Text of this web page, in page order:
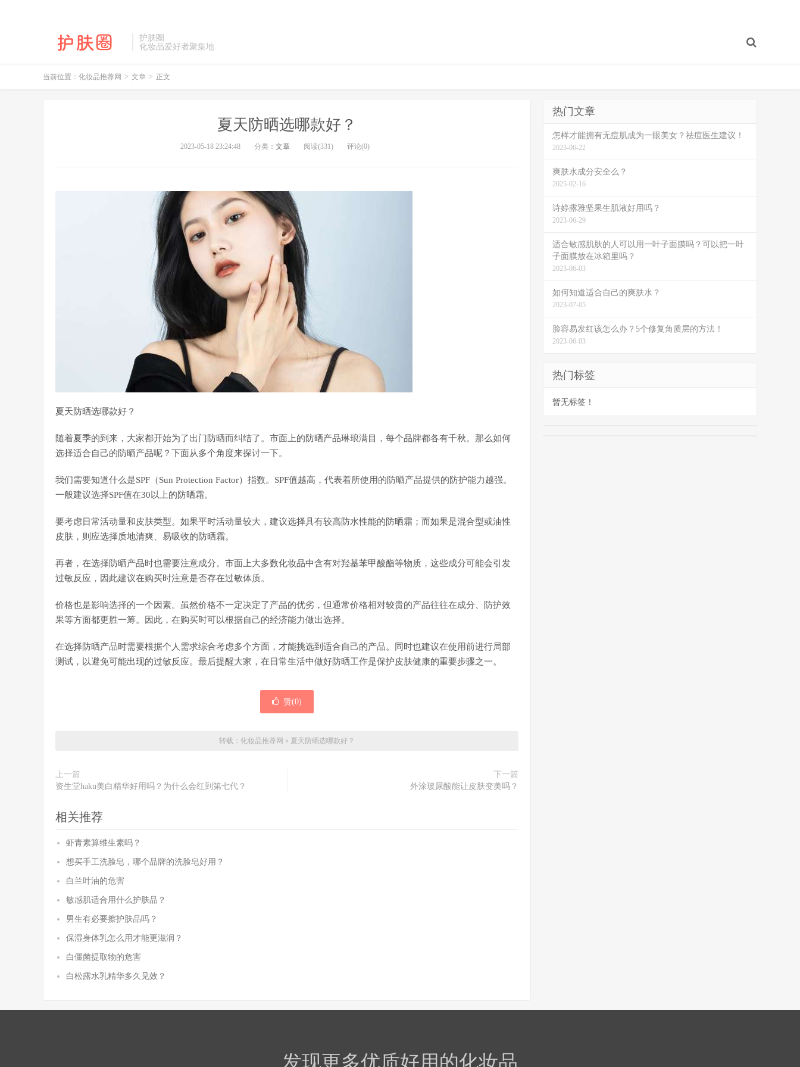
护肤圈
化妆品爱好者聚集地
当前位置： 化妆品推荐网 > 文章 > 正文
夏天防晒选哪款好？
2023-05-18 23:24:48 分类： 文章 阅读(331) 评论(0)
夏天防晒选哪款好？
随着夏季的到来，大家都开始为了出门防晒而纠结了。市面上的防晒产品琳琅满目，每个品牌都各有千秋。那么如何
选择适合自己的防晒产品呢？下面从多个角度来探讨一下。
我们需要知道什么是SPF（Sun Protection Factor）指数。SPF值越高，代表着所使用的防晒产品提供的防护能力越强。
一般建议选择SPF值在30以上的防晒霜。
要考虑日常活动量和皮肤类型。如果平时活动量较大，建议选择具有较高防水性能的防晒霜；而如果是混合型或油性
皮肤，则应选择质地清爽、易吸收的防晒霜。
再者，在选择防晒产品时也需要注意成分。市面上大多数化妆品中含有对羟基苯甲酸酯等物质，这些成分可能会引发
过敏反应，因此建议在购买时注意是否存在过敏体质。
价格也是影响选择的一个因素。虽然价格不一定决定了产品的优劣，但通常价格相对较贵的产品往往在成分、防护效
果等方面都更胜一筹。因此，在购买时可以根据自己的经济能力做出选择。
在选择防晒产品时需要根据个人需求综合考虑多个方面，才能挑选到适合自己的产品。同时也建议在使用前进行局部
测试，以避免可能出现的过敏反应。最后提醒大家，在日常生活中做好防晒工作是保护皮肤健康的重要步骤之一。
赞(0)
转载： 化妆品推荐网 » 夏天防晒选哪款好？
上一篇
资生堂haku美白精华好用吗？为什么会红到第七代？
下一篇
外涂玻尿酸能让皮肤变美吗？
相关推荐
虾青素算维生素吗？
想买手工洗脸皂，哪个品牌的洗脸皂好用？
白兰叶油的危害
敏感肌适合用什么护肤品？
男生有必要擦护肤品吗？
保湿身体乳怎么用才能更滋润？
白僵菌提取物的危害
白松露水乳精华多久见效？
热门文章
怎样才能拥有无痘肌成为一眼美女？祛痘医生建议！
2023-06-22
爽肤水成分安全么？
2025-02-16
诗婷露雅坚果生肌液好用吗？
2023-06-29
适合敏感肌肤的人可以用一叶子面膜吗？可以把一叶
子面膜放在冰箱里吗？
2023-06-03
如何知道适合自己的爽肤水？
2023-07-05
脸容易发红该怎么办？5个修复角质层的方法！
2023-06-03
热门标签
暂无标签！
发现更多优质好用的化妆品